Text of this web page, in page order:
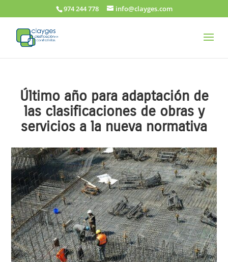
974 244 778 info@clayges.com
Último año para adaptación de
las clasificaciones de obras y
servicios a la nueva normativa